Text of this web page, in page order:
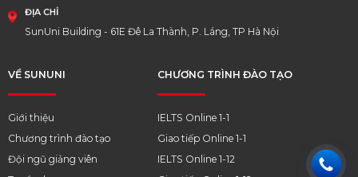
VỀ SUNUNI
Giới thiệu
Chương trình đào tạo
Đội ngũ giảng viên
ĐỊA CHỈ
SunUni Building - 61E Đê La Thành, P. Láng, TP Hà Nội
CHƯƠNG TRÌNH ĐÀO TẠO
IELTS Online 1-1
Giao tiếp Online 1-1
IELTS Online 1-12